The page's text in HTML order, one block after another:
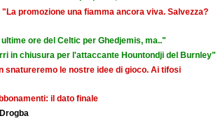
promozione una fiamma ancora viva. Salvezza?
ore del Celtic per Ghedjemis, ma.."
in chiusura per l'attaccante Hountondji del Burnley"
snatureremo le nostre idee di gioco. Ai tifosi
il dato finale